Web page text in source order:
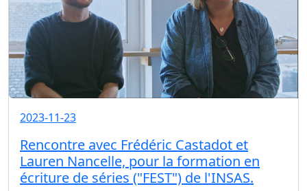
2023-11-23
Rencontre avec Frédéric Castadot et
Lauren Nancelle, pour la formation en
écriture de séries ("FEST") de l'INSAS.